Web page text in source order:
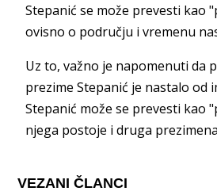
Stepanić se može prevesti kao
ovisno o području i vremenu
Uz to, važno je napomenuti da
prezime Stepanić je nastalo od
Stepanić može se prevesti kao
njega postoje i druga
VEZANI ČLANCI